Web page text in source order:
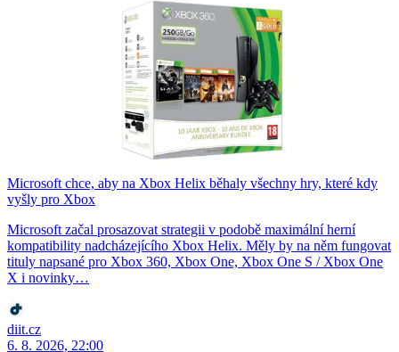
Microsoft chce, aby na Xbox Helix běhaly všechny hry, které kdy
vyšly pro Xbox
Microsoft začal prosazovat strategii v podobě maximální herní
kompatibility nadcházejícího Xbox Helix. Měly by na něm fungovat
tituly napsané pro Xbox 360, Xbox One, Xbox One S / Xbox One
X i novinky…
diit.cz
6. 8. 2026, 22:00